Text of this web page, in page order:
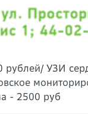
рублей/ УЗИ
- 2500 руб